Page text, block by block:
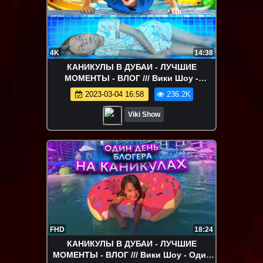
4K 14:38
КАНИКУЛЫ В ДУБАИ - ЛУЧШИЕ
МОМЕНТЫ - ВЛОГ /// Вики Шоу -
Потерялась в Аквапарке Дубаи / Вики
Шоу
2023-03-04 16:58 236.2K
Viki Show
FHD 18:24
КАНИКУЛЫ В ДУБАИ - ЛУЧШИЕ
МОМЕНТЫ - ВЛОГ /// Вики Шоу - Один